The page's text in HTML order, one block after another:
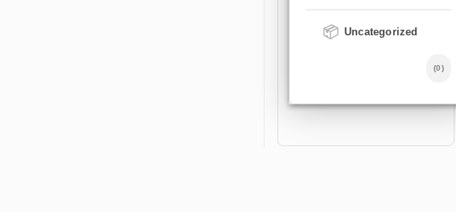
📦 Uncategorized
(0)